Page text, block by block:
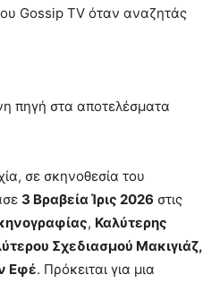
Gossip TV όταν αναζητάς
πηγή στα αποτελέσματα
σε σκηνοθεσία του
3 Βραβεία Ίρις 2026 στις
, Καλύτερης
Σχεδιασμού Μακιγιάζ,
Εφέ. Πρόκειται για μια